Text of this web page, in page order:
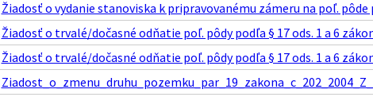
Žiadosť o vydanie stanoviska k pripravovanému zámeru na poľ. pôde
Žiadosť o trvalé/dočasné odňatie poľ. pôdy podľa § 17 ods. 1 a 6
Žiadosť o trvalé/dočasné odňatie poľ. pôdy podľa § 17 ods. 1 a 6